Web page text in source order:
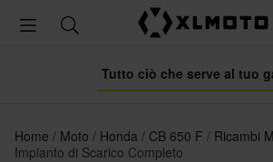
Tutto ciò che serve al tuo
Home Moto Honda CB 650 F Ricambi
Impianto di Scarico Completo